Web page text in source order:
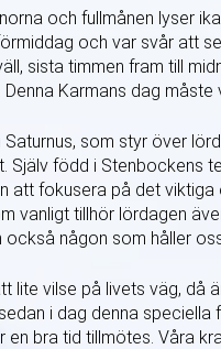
och fullmånen lyser
och var svår att
sista timmen fram till
Denna Karmans dag måste
Saturnus, som styr över
Själv född i Stenbockens
att fokusera på det viktiga
vanligt tillhör lördagen
också någon som håller
lite vilse på livets väg, då
i dag denna speciella
en bra tid tillmötes. Våra